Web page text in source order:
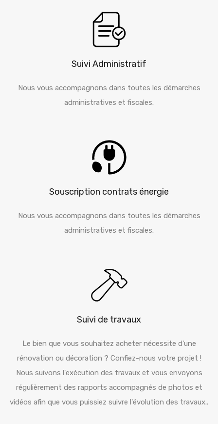
Suivi Administratif
Nous vous accompagnons dans toutes les démarches
administratives et fiscales.
Souscription contrats énergie
Nous vous accompagnons dans toutes les démarches
administratives et fiscales.
Suivi de travaux
Le bien que vous souhaitez acheter nécessite d'une
rénovation ou décoration ? Confiez-nous votre projet !
Nous suivons l'exécution des travaux et vous envoyons
régulièrement des rapports accompagnés de photos et
vidéos afin que vous puissiez suivre l'évolution des travaux..